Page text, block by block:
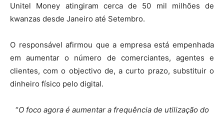
Unitel Money atingiram cerca de 50 mil milhões de
kwanzas desde Janeiro até Setembro.
O responsável afirmou que a empresa está empenhada
em aumentar o número de comerciantes, agentes e
clientes, com o objectivo de, a curto prazo, substituir o
dinheiro físico pelo digital.
“O foco agora é aumentar a frequência de utilização do